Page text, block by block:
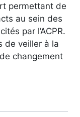
permettant de
au sein des
par l’ACPR.
de veiller à la
changement